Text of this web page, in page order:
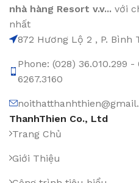
nhà hàng Resort v.v... với
nhất
872 Hương Lộ 2 , P. Bình
Phone: (028) 36.010.299 -
6267.3160
ThanhThien Co., Ltd
Trang Chủ
Giới Thiệu